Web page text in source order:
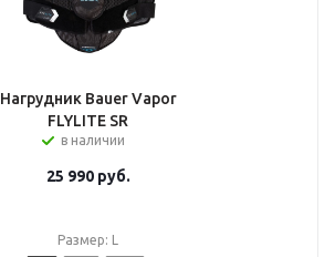
Нагрудник Bauer Vapor
FLYLITE SR
в наличии
25 990руб.
Размер: L